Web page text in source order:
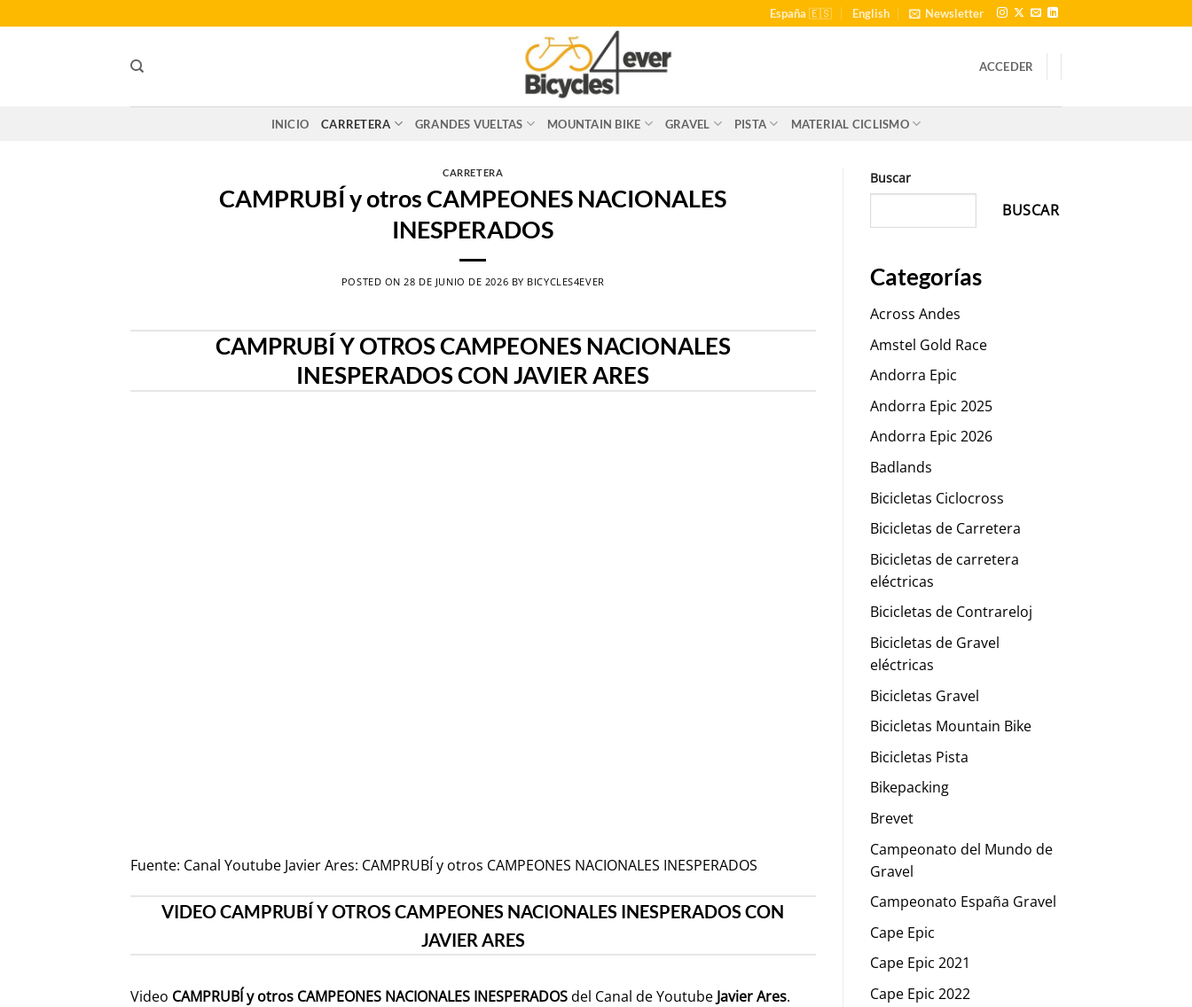
al
España 🇪🇸 English Newsletter
ACCEDER
INICIO CARRETERA GRANDES VUELTAS MOUNTAIN BIKE GRAVEL PISTA MATERIAL CICLISMO
CARRETERA
CAMPRUBÍ y otros CAMPEONES NACIONALES
INESPERADOS
POSTED ON 28 DE JUNIO DE 2026 BY BICYCLES4EVER
CAMPRUBÍ Y OTROS CAMPEONES NACIONALES
INESPERADOS CON JAVIER ARES
Fuente: Canal Youtube Javier Ares: CAMPRUBÍ y otros CAMPEONES NACIONALES INESPERADOS
VIDEO CAMPRUBÍ Y OTROS CAMPEONES NACIONALES INESPERADOS CON
JAVIER ARES
Video CAMPRUBÍ y otros CAMPEONES NACIONALES INESPERADOSdel Canal de Youtube Javier Ares.
Buscar
BUSCAR
Categorías
Across Andes
Amstel Gold Race
Andorra Epic
Andorra Epic 2025
Andorra Epic 2026
Badlands
Bicicletas Ciclocross
Bicicletas de Carretera
Bicicletas de carretera
eléctricas
Bicicletas de Contrareloj
Bicicletas de Gravel
eléctricas
Bicicletas Gravel
Bicicletas Mountain Bike
Bicicletas Pista
Bikepacking
Brevet
Campeonato del Mundo de
Gravel
Campeonato España Gravel
Cape Epic
Cape Epic 2021
Cape Epic 2022